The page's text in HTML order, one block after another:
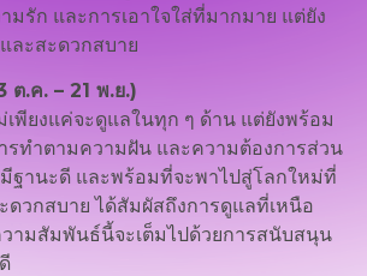
มรัก และการเอาใจใส่ที่มากมาย แต่ยัง
ละสะดวกสบาย
ต.ค. – 21 พ.ย.)
พียงแค่จะดูแลในทุก ๆ ด้าน แต่ยังพร้อม
ทำตามความฝัน และความต้องการส่วน
ฐานะดี และพร้อมที่จะพาไปสู่โลกใหม่ที่
ดวกสบาย ได้สัมผัสถึงการดูแลที่เหนือ
ามสัมพันธ์นี้จะเต็มไปด้วยการสนับสนุน